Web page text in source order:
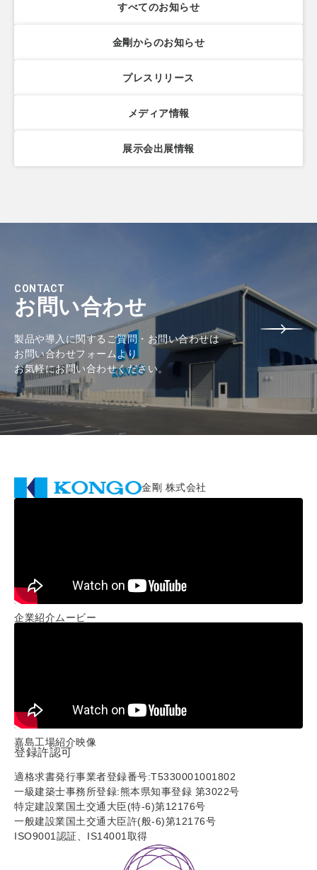
すべてのお知らせ
金剛からのお知らせ
プレスリリース
メディア情報
展示会出展情報
CONTACT
お問い合わせ
製品や導入に関するご質問・お問い合わせは
お問い合わせフォームより
お気軽にお問い合わせください。
金剛 株式会社
企業紹介ムービー
嘉島工場紹介映像
登録許認可
適格求書発行事業者登録番号:T5330001001802
一級建築士事務所登録:熊本県知事登録 第3022号
特定建設業国土交通大臣(特-6)第12176号
一般建設業国土交通大臣許(般-6)第12176号
ISO9001認証、IS14001取得